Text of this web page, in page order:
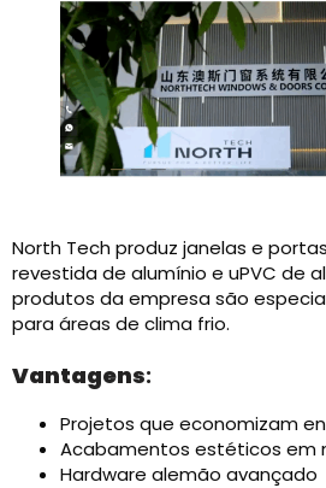
North Tech produz janelas e
revestida de alumínio e uPVC de
produtos da empresa são
para áreas de clima frio.
Vantagens:
Projetos que economizam
Acabamentos estéticos em
Hardware alemão avançado